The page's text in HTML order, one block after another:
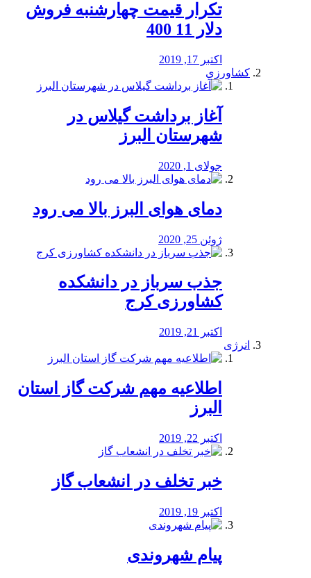
تکرار قیمت چهارشنبه فروش
دلار 11 400
اکتبر 17, 2019
کشاورزی
آغاز برداشت گیلاس در
شهرستان البرز
جولای 1, 2020
دمای هوای البرز بالا می رود
ژوئن 25, 2020
جذب سرباز در دانشکده
کشاورزی کرج
اکتبر 21, 2019
انرژی
️اطلاعیه مهم شرکت گاز استان
البرز
اکتبر 22, 2019
خبر تخلف در انشعاب گاز
اکتبر 19, 2019
پیام شهروندی